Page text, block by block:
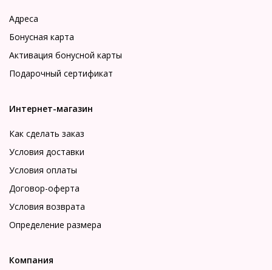
Адреса
Бонусная карта
Активация бонусной карты
Подарочный сертификат
Интернет-магазин
Как сделать заказ
Условия доставки
Условия оплаты
Договор-оферта
Условия возврата
Определение размера
Компания